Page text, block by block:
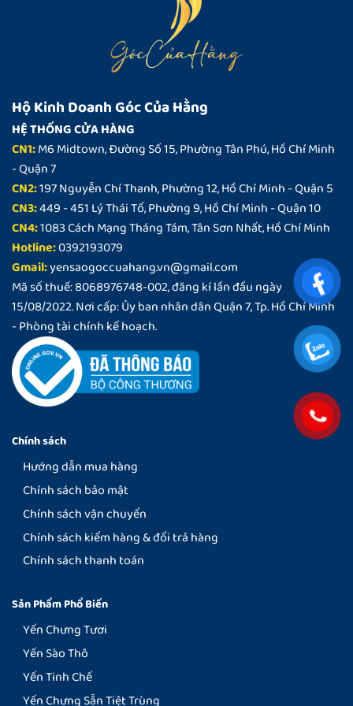
được
chọn
trang
sản
phẩm
phẩm
Hộ Kinh Doanh Góc Của Hằng
HỆ THỐNG CỬA HÀNG
CN1:M6 Midtown, Đường Số 15, Phường Tân Phú, Hồ Chí Minh
- Quận 7
CN2:197 Nguyễn Chí Thanh, Phường 12, Hồ Chí Minh - Quận 5
CN3:449 - 451 Lý Thái Tổ, Phường 9, Hồ Chí Minh - Quận 10
CN4:1083 Cách Mạng Tháng Tám, Tân Sơn Nhất, Hồ Chí Minh
Hotline:0392193079
Gmail:yensaogoccuahang.vn@gmail.com
Mã số thuế: 8068976748-002, đăng kí lần đầu ngày
15/08/2022. Nơi cấp: Ủy ban nhân dân Quận 7, Tp. Hồ Chí Minh
- Phòng tài chính kế hoạch.
Chính sách
Hướng dẫn mua hàng
Chính sách bảo mật
Chính sách vận chuyển
Chính sách kiểm hàng & đổi trả hàng
Chính sách thanh toán
Sản Phẩm Phổ Biến
Yến Chưng Tươi
Yến Sào Thô
Yến Tinh Chế
Yến Chưng Sẵn Tiệt Trùng